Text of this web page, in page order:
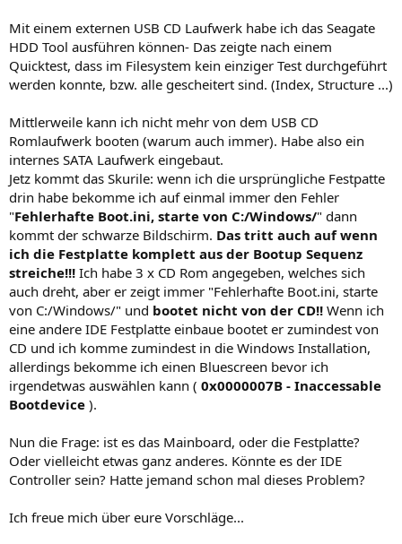
Mit einem externen USB CD Laufwerk habe ich das Seagate
HDD Tool ausführen können- Das zeigte nach einem
Quicktest, dass im Filesystem kein einziger Test durchgeführt
werden konnte, bzw. alle gescheitert sind. (Index, Structure ...)
Mittlerweile kann ich nicht mehr von dem USB CD
Romlaufwerk booten (warum auch immer). Habe also ein
internes SATA Laufwerk eingebaut.
Jetz kommt das Skurile: wenn ich die ursprüngliche Festpatte
drin habe bekomme ich auf einmal immer den Fehler
"Fehlerhafte Boot.ini, starte von C:/Windows/" dann
kommt der schwarze Bildschirm. Das tritt auch auf wenn
ich die Festplatte komplett aus der Bootup Sequenz
streiche!!! Ich habe 3 x CD Rom angegeben, welches sich
auch dreht, aber er zeigt immer "Fehlerhafte Boot.ini, starte
von C:/Windows/" und bootet nicht von der CD!! Wenn ich
eine andere IDE Festplatte einbaue bootet er zumindest von
CD und ich komme zumindest in die Windows Installation,
allerdings bekomme ich einen Bluescreen bevor ich
irgendetwas auswählen kann ( 0x0000007B - Inaccessable
Bootdevice ).
Nun die Frage: ist es das Mainboard, oder die Festplatte?
Oder vielleicht etwas ganz anderes. Könnte es der IDE
Controller sein? Hatte jemand schon mal dieses Problem?
Ich freue mich über eure Vorschläge...